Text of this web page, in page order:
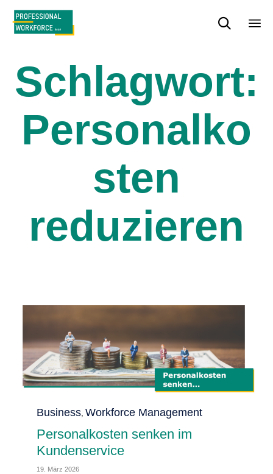

Schlagwort:
Personalko
sten
reduzieren
Category
Business, Workforce Management
Personalkosten senken im
Kundenservice
19. März 2026